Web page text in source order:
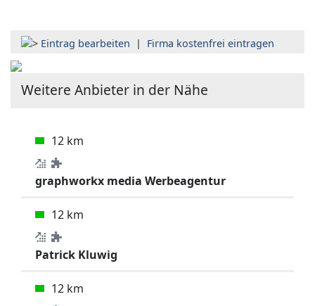
Eintrag bearbeiten | Firma kostenfrei eintragen
Weitere Anbieter in der Nähe
12 km
graphworkx media Werbeagentur
12 km
Patrick Kluwig
12 km